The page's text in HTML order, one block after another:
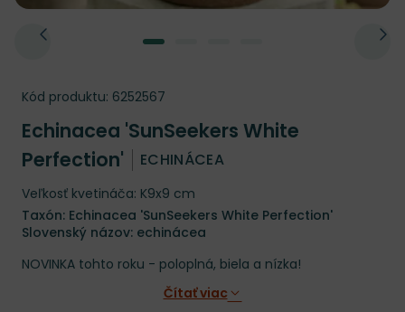
Kód produktu: 6252567
Echinacea 'SunSeekers White
Perfection'
ECHINÁCEA
Veľkosť kvetináča: K9x9 cm
Taxón: Echinacea 'SunSeekers White Perfection'
Slovenský názov: echinácea
NOVINKA tohto roku - poloplná, biela a nízka!
Čítať viac